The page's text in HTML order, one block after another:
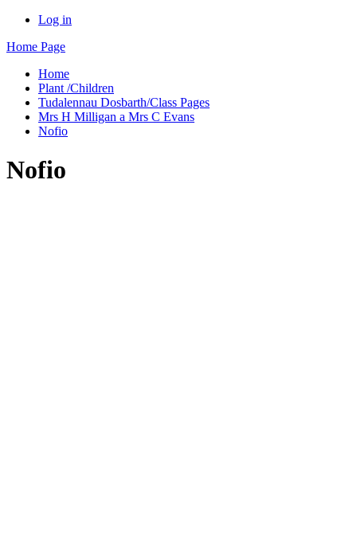
Log in
Home Page
Home
Plant /Children
Tudalennau Dosbarth/Class Pages
Mrs H Milligan a Mrs C Evans
Nofio
Nofio